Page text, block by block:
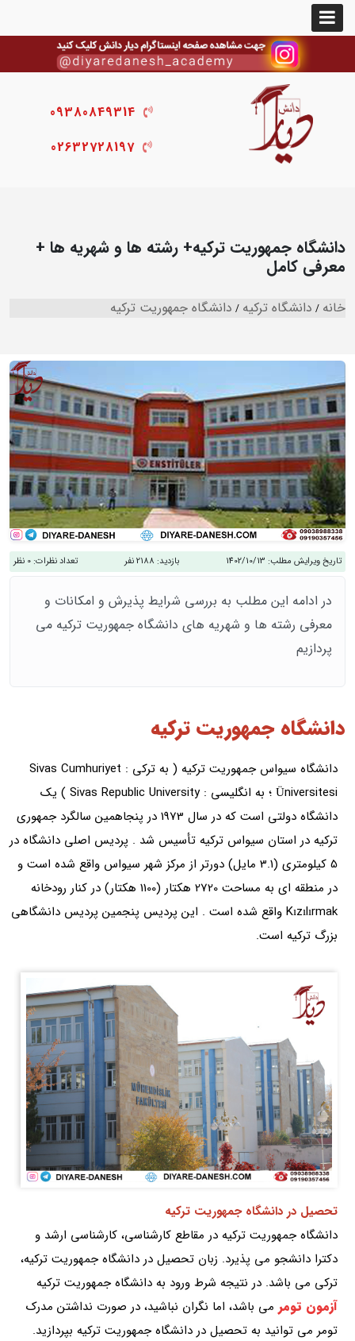
09380849314
02632728197
دانشگاه جمهوریت ترکیه+ رشته ها و شهریه ها +
معرفی کامل
خانه دانشگاه ترکیه دانشگاه جمهوریت ترکیه
تاریخ ویرایش مطلب: 1402/10/13 بازدید: 2188 نفر تعداد نظرات: 0 نظر
در ادامه این مطلب به بررسی شرایط پذیرش و امکانات و
معرفی رشته ها و شهریه های دانشگاه جمهوریت ترکیه می
پردازیم
دانشگاه جمهوریت ترکیه
دانشگاه سیواس جمهوریت ترکیه ( به ترکی : Sivas Cumhuriyet
Üniversitesi ؛ به انگلیسی : Sivas Republic University ) یک
دانشگاه دولتی است که در سال 1973 در پنجاهمین سالگرد جمهوری
ترکیه در استان سیواس ترکیه تأسیس شد . پردیس اصلی دانشگاه در
5 کیلومتری (3.1 مایل) دورتر از مرکز شهر سیواس واقع شده است و
در منطقه ای به مساحت 2720 هکتار (1100 هکتار) در کنار رودخانه
Kızılırmak واقع شده است . این پردیس پنجمین پردیس دانشگاهی
بزرگ ترکیه است.
تحصیل در دانشگاه جمهوریت ترکیه
دانشگاه جمهوریت ترکیه در مقاطع کارشناسی، کارشناسی ارشد و
دکترا دانشجو می پذیرد. زبان تحصیل در دانشگاه جمهوریت ترکیه،
ترکی می باشد. در نتیجه شرط ورود به دانشگاه جمهوریت ترکیه
آزمون تومر می باشد، اما نگران نباشید، در صورت نداشتن مدرک
تومر می توانید به تحصیل در دانشگاه جمهوریت ترکیه بپردازید.